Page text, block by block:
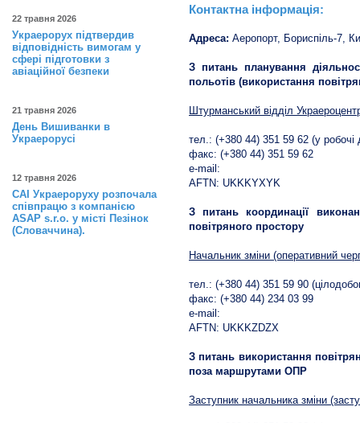
22 травня 2026
Украерорух підтвердив
відповідність вимогам у
сфері підготовки з
авіаційної безпеки
21 травня 2026
День Вишиванки в
Украерорусі
12 травня 2026
САІ Украероруху розпочала
співпрацю з компанією
ASAP s.r.o. у місті Пезінок
(Словаччина).
Контактна інформація:
Адреса: Аеропорт, Бориспіль-7,
З питань планування
польотів (використання
Штурманський відділ
тел.: (+380 44) 351 59 62 (у робочі
факс: (+380 44) 351 59 62
e-mail:
AFTN: UKKKYXYK
З питань координації
повітряного простору
Начальник зміни (оперативний
тел.: (+380 44) 351 59 90
факс: (+380 44) 234 03 99
e-mail:
AFTN: UKKKZDZX
З питань використання
поза маршрутами ОПР
Заступник начальника зміни